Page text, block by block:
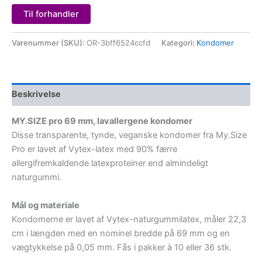
Til forhandler
Varenummer (SKU): OR-3bff6524ccfd Kategori: Kondomer
Beskrivelse
MY.SIZE pro 69 mm, lavallergene kondomer
Disse transparente, tynde, veganske kondomer fra My.Size
Pro er lavet af Vytex-latex med 90% færre
allergifremkaldende latexproteiner end almindeligt
naturgummi.
Mål og materiale
Kondomerne er lavet af Vytex-naturgummilatex, måler 22,3
cm i længden med en nominel bredde på 69 mm og en
vægtykkelse på 0,05 mm. Fås i pakker à 10 eller 36 stk.